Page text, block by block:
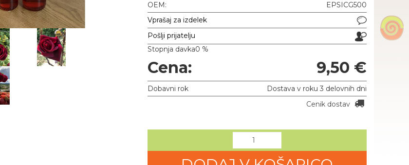
OEM:
EPSICG500
Vprašaj za izdelek
Pošlji prijatelju
Stopnja davka0 %
Cena: 9,50 €
Dobavni rok
Dostava v roku 3 delovnih dni
Cenik dostav